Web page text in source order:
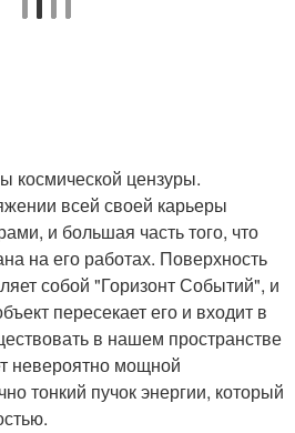
космической цензуры.
всей своей карьеры
и большая часть того, что
на его работах. Поверхность
собой "Горизонт Событий", и
пересекает его и входит в
в нашем пространстве
невероятно мощной
тонкий пучок энергии, который